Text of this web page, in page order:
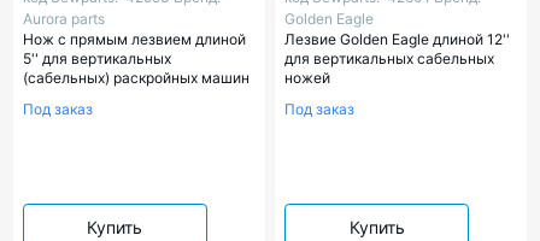
Aurora parts
Нож с прямым лезвием длиной
5'' для вертикальных
(сабельных) раскройных машин
Под заказ
Купить
Golden Eagle
Лезвие Golden Eagle длиной 12''
для вертикальных сабельных
ножей
Под заказ
Купить